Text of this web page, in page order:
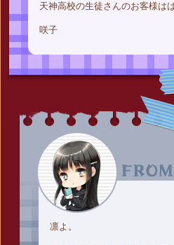
天神高校の生徒さんのお客様は
咲子
凛よ。